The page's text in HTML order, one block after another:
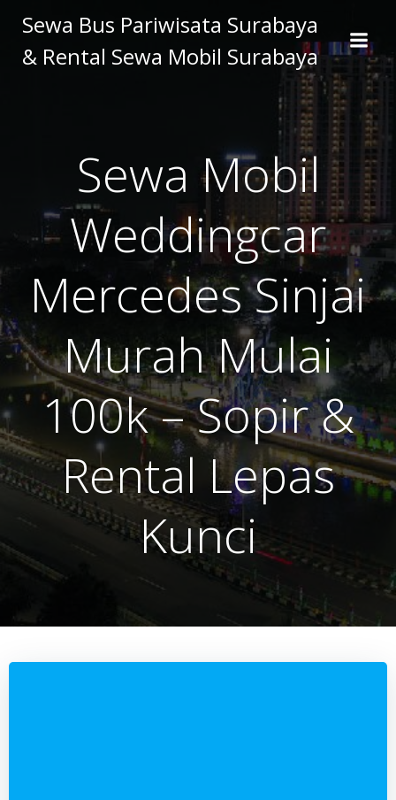
to
content
Sewa Bus Pariwisata Surabaya
& Rental Sewa Mobil Surabaya
Sewa Mobil
Weddingcar
Mercedes Sinjai
Murah Mulai
100k – Sopir &
Rental Lepas
Kunci